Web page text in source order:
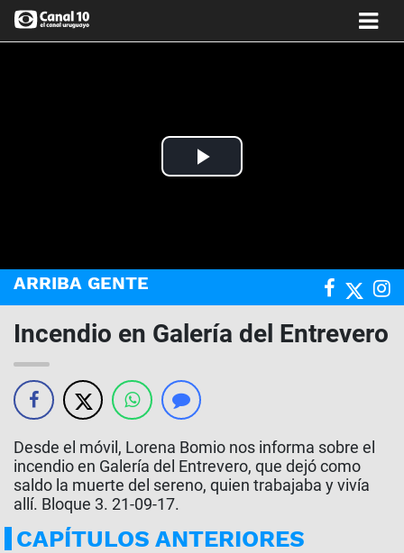
Play
ARRIBA GENTE
Incendio en Galería del Entrevero
Desde el móvil, Lorena Bomio nos informa sobre el
incendio en Galería del Entrevero, que dejó como
saldo la muerte del sereno, quien trabajaba y vivía
allí. Bloque 3. 21-09-17.
CAPÍTULOS ANTERIORES